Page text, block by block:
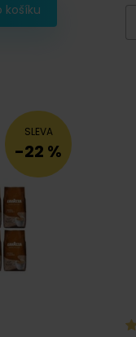
košíku
SLEVA
-22 %